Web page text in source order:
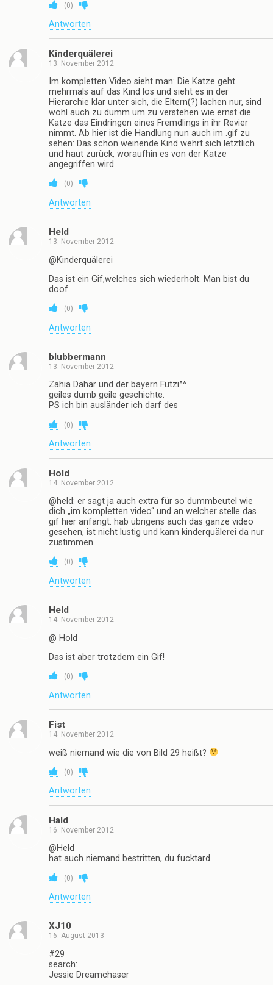
(0)
Antworten
Kinderquälerei
13. November 2012
Im kompletten Video sieht man: Die Katze geht
mehrmals auf das Kind los und sieht es in der
Hierarchie klar unter sich, die Eltern(?) lachen nur, sind
wohl auch zu dumm um zu verstehen wie ernst die
Katze das Eindringen eines Fremdlings in ihr Revier
nimmt. Ab hier ist die Handlung nun auch im .gif zu
sehen: Das schon weinende Kind wehrt sich letztlich
und haut zurück, woraufhin es von der Katze
angegriffen wird.
(0)
Antworten
Held
13. November 2012
@Kinderquälerei
Das ist ein Gif,welches sich wiederholt. Man bist du
doof
(0)
Antworten
blubbermann
13. November 2012
Zahia Dahar und der bayern Futzi^^
geiles dumb geile geschichte.
PS ich bin ausländer ich darf des
(0)
Antworten
Hold
14. November 2012
@held: er sagt ja auch extra für so dummbeutel wie
dich „im kompletten video“ und an welcher stelle das
gif hier anfängt. hab übrigens auch das ganze video
gesehen, ist nicht lustig und kann kinderquälerei da nur
zustimmen
(0)
Antworten
Held
14. November 2012
@ Hold
Das ist aber trotzdem ein Gif!
(0)
Antworten
Fist
14. November 2012
weiß niemand wie die von Bild 29 heißt?
(0)
Antworten
Hald
16. November 2012
@Held
hat auch niemand bestritten, du fucktard
(0)
Antworten
XJ10
16. August 2013
#29
search:
Jessie Dreamchaser